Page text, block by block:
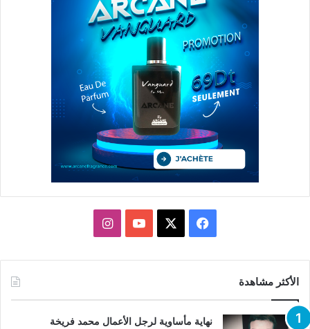
فيسبوك يوتيوبانستقرام
الأكثر مشاهدة
نهاية مأساوية لرجل الأعمال محمد فريخة